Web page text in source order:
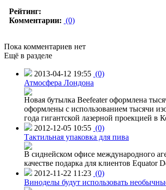
Рейтинг:
Комментарии: (0)
Пока комментариев нет
Ещё в разделе
2013-04-12 19:55 (0)
Атмосфера Лондона
Новая бутылка Beefeater оформлена
оформлены с использованием тысячи
года гигантской лазерной проекцией
2012-12-05 10:55 (0)
Тактильная упаковка для пива
В сиднейском офисе международного
качестве подарка для клиентов Equator
2012-11-22 11:23 (0)
Виноделы будут использовать